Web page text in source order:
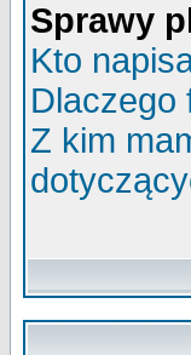
Sprawy
Kto
Dlaczego
Z kim